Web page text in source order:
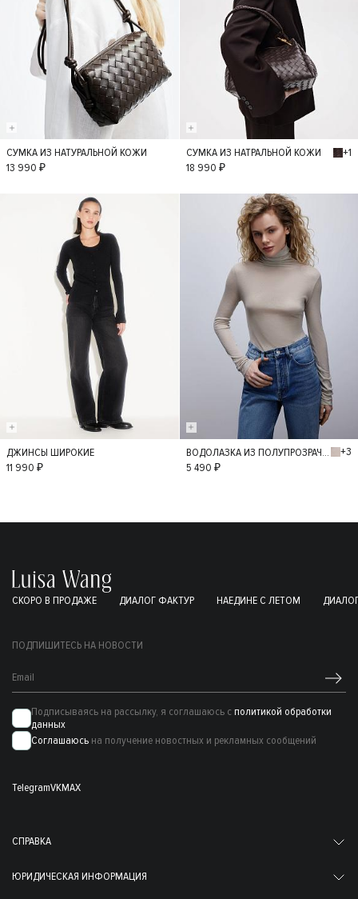
S
СУМКА ИЗ НАТУРАЛЬНОЙ КОЖИ
13 990 ₽
S
СУМКА ИЗ НАТРАЛЬНОЙ КОЖИ
+1
18 990 ₽
36
ДЖИНСЫ ШИРОКИЕ
11 990 ₽
M
ВОДОЛАЗКА ИЗ ПОЛУПРОЗРАЧНОГО ТРИКОТАЖА
+3
5 490 ₽
СКОРО В ПРОДАЖЕ ДИАЛОГ ФАКТУР НАЕДИНЕ С ЛЕТОМ
ПОДПИШИТЕСЬ НА НОВОСТИ
Подписываясь на рассылку, я соглашаюсь с политикой обработки
данных
Соглашаюсь на получение новостных и рекламных сообщений
TelegramVKMAX
СПРАВКА
ЮРИДИЧЕСКАЯ ИНФОРМАЦИЯ